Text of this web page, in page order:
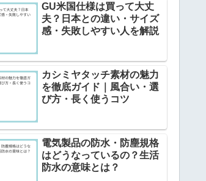
GU米国仕様は買って大丈
夫？日本との違い・サイズ
感・失敗しやすい人を解説
カシミヤタッチ素材の魅力
を徹底ガイド｜風合い・選
び方・長く使うコツ
電気製品の防水・防塵規格
はどうなっているの？生活
防水の意味とは？